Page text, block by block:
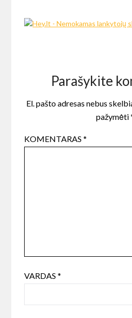
Parašykite
El. pašto adresas nebus
pažymėti
KOMENTARAS*
VARDAS*